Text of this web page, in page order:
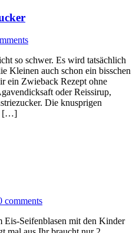
so schwer. Es wird tatsächlich
Kleinen auch schon ein bisschen
ein Zwieback Rezept ohne
oder Reissirup,
Die knusprigen
[…]
comments
Eis-Seifenblasen mit den Kinder